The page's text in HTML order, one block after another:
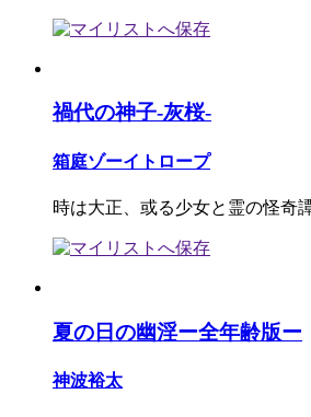
禍代の神子-灰桜-
箱庭ゾーイトロープ
時は大正、或る少女と霊の怪奇
夏の日の幽淫ー全年齢版ー
神波裕太